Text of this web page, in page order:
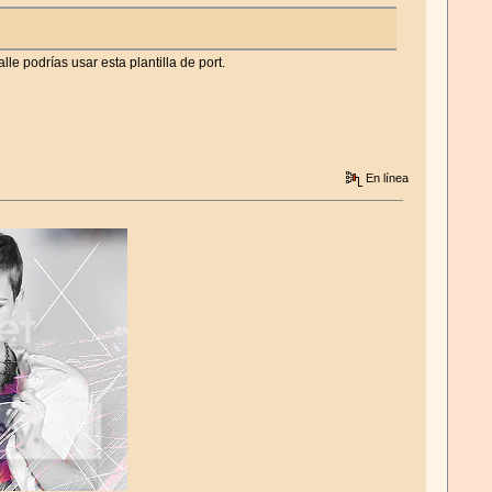
podrías usar esta plantilla de port.
En línea